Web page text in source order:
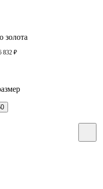
золота
832 ₽